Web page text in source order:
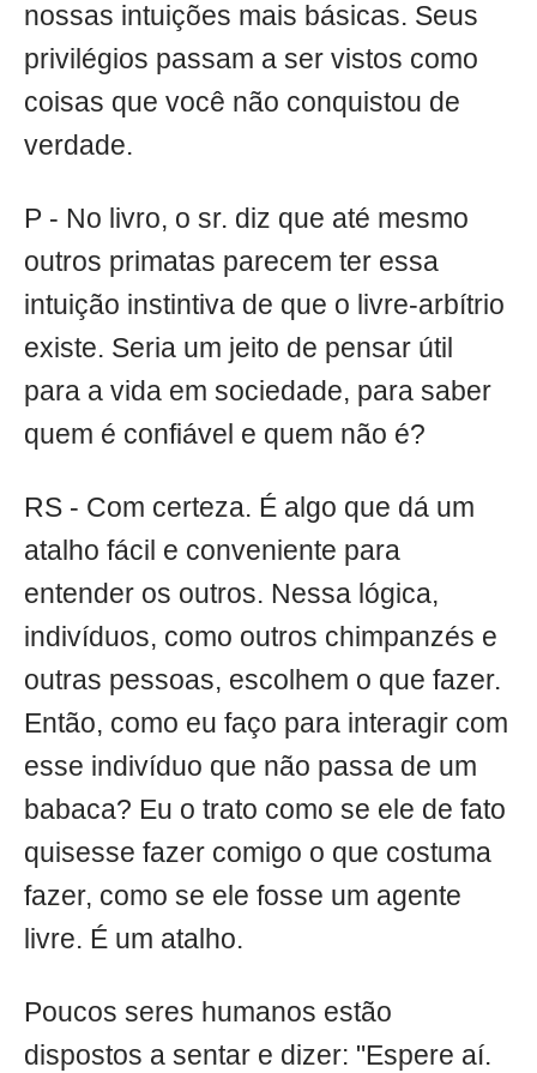
nossas intuições mais básicas. Seus
privilégios passam a ser vistos como
coisas que você não conquistou de
verdade.
P - No livro, o sr. diz que até mesmo
outros primatas parecem ter essa
intuição instintiva de que o livre-arbítrio
existe. Seria um jeito de pensar útil
para a vida em sociedade, para saber
quem é confiável e quem não é?
RS - Com certeza. É algo que dá um
atalho fácil e conveniente para
entender os outros. Nessa lógica,
indivíduos, como outros chimpanzés e
outras pessoas, escolhem o que fazer.
Então, como eu faço para interagir com
esse indivíduo que não passa de um
babaca? Eu o trato como se ele de fato
quisesse fazer comigo o que costuma
fazer, como se ele fosse um agente
livre. É um atalho.
Poucos seres humanos estão
dispostos a sentar e dizer: "Espere aí.